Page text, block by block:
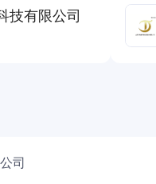
技有限公司
司